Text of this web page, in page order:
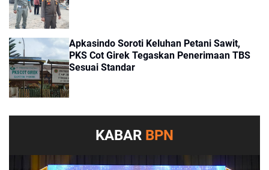
Apkasindo Soroti Keluhan Petani Sawit,
PKS Cot Girek Tegaskan Penerimaan TBS
Sesuai Standar
KABAR BPN